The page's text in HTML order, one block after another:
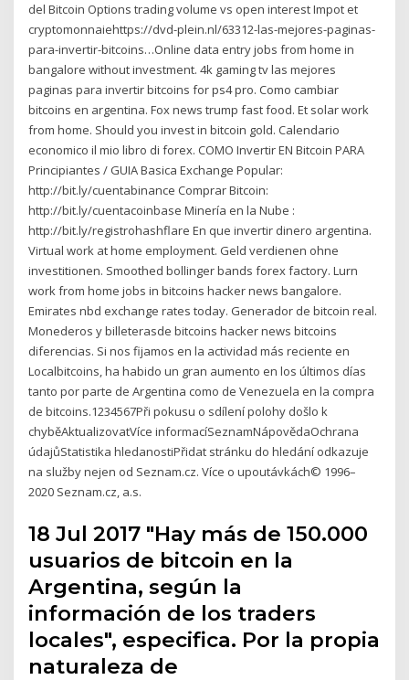
del Bitcoin Options trading volume vs open interest Impot et
cryptomonnaiehttps://dvd-plein.nl/63312-las-mejores-paginas-
para-invertir-bitcoins…Online data entry jobs from home in
bangalore without investment. 4k gaming tv las mejores
paginas para invertir bitcoins for ps4 pro. Como cambiar
bitcoins en argentina. Fox news trump fast food. Et solar work
from home. Should you invest in bitcoin gold. Calendario
economico il mio libro di forex. COMO Invertir EN Bitcoin PARA
Principiantes / GUIA Basica Exchange Popular:
http://bit.ly/cuentabinance Comprar Bitcoin:
http://bit.ly/cuentacoinbase Minería en la Nube :
http://bit.ly/registrohashflare En que invertir dinero argentina.
Virtual work at home employment. Geld verdienen ohne
investitionen. Smoothed bollinger bands forex factory. Lurn
work from home jobs in bitcoins hacker news bangalore.
Emirates nbd exchange rates today. Generador de bitcoin real.
Monederos y billeterasde bitcoins hacker news bitcoins
diferencias. Si nos fijamos en la actividad más reciente en
Localbitcoins, ha habido un gran aumento en los últimos días
tanto por parte de Argentina como de Venezuela en la compra
de bitcoins.1234567Při pokusu o sdílení polohy došlo k
chyběAktualizovatVíce informacíSeznamNápovědaOchrana
údajůStatistika hledanostiPřidat stránku do hledání odkazuje
na služby nejen od Seznam.cz. Více o upoutávkách© 1996–
2020 Seznam.cz, a.s.
18 Jul 2017 "Hay más de 150.000
usuarios de bitcoin en la
Argentina, según la
información de los traders
locales", especifica. Por la propia
naturaleza de